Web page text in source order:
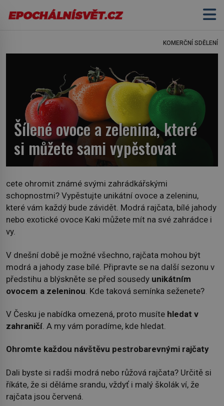
KOMERČNÍ SDĚLENÍ
Šílené ovoce a zelenina, které
si můžete sami vypěstovat
cete ohromit známé svými zahrádkářskými
schopnostmi? Vypěstujte unikátní ovoce a zeleninu,
které vám každý bude závidět. Modrá rajčata, bílé jahody
nebo exotické ovoce Kaki můžete mít na své zahrádce i
vy.
V dnešní době je možné všechno, rajčata mohou být
modrá a jahody zase bílé. Připravte se na další sezonu v
předstihu a blýskněte se před sousedy unikátním
ovocem a zeleninou . Kde taková semínka seženete?
V Česku je nabídka omezená, proto musíte hledat v
zahraničí . A my vám poradíme, kde hledat.
Ohromte každou návštěvu pestrobarevnými rajčaty
Dali byste si radši modrá nebo růžová rajčata? Určitě si
říkáte, že si děláme srandu, vždyť i malý školák ví, že
rajčata jsou červená.